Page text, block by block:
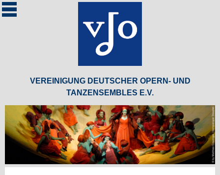
VEREINIGUNG DEUTSCHER OPERN- UND
TANZENSEMBLES E.V.